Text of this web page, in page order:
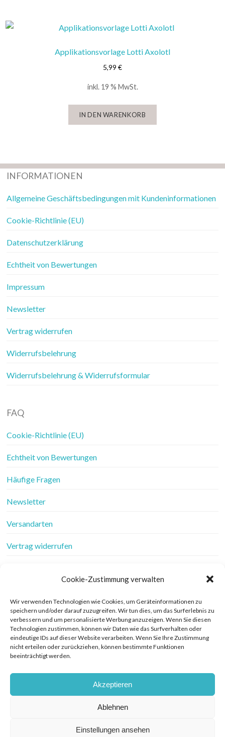
Cookie-Zustimmung verwalten
Wir verwenden Technologien wie Cookies, um Geräteinformationen zu
speichern und/oder darauf zuzugreifen. Wir tun dies, um das Surferlebnis zu
verbessern und um personalisierte Werbung anzuzeigen. Wenn Sie diesen
Technologien zustimmen, können wir Daten wie das Surfverhalten oder
eindeutige IDs auf dieser Website verarbeiten. Wenn Sie Ihre Zustimmung
nicht erteilen oder zurückziehen, können bestimmte Funktionen
beeinträchtigt werden.
Akzeptieren
Ablehnen
Einstellungen ansehen
Applikationsvorlage Lotti Axolotl
5,99 €
inkl. 19 % MwSt.
IN DEN WARENKORB
INFORMATIONEN
Allgemeine Geschäftsbedingungen mit Kundeninformationen
Cookie-Richtlinie (EU)
Datenschutzerklärung
Echtheit von Bewertungen
Impressum
Newsletter
Vertrag widerrufen
Widerrufsbelehrung
Widerrufsbelehrung & Widerrufsformular
FAQ
Cookie-Richtlinie (EU)
Echtheit von Bewertungen
Häufige Fragen
Newsletter
Versandarten
Vertrag widerrufen
Widerrufsbelehrung
Zahlungsarten
© COPYRIGHT FRAU FADENSCHEIN 2019. THEME BY BLUCHIC
VERTRAG WIDERRUFEN